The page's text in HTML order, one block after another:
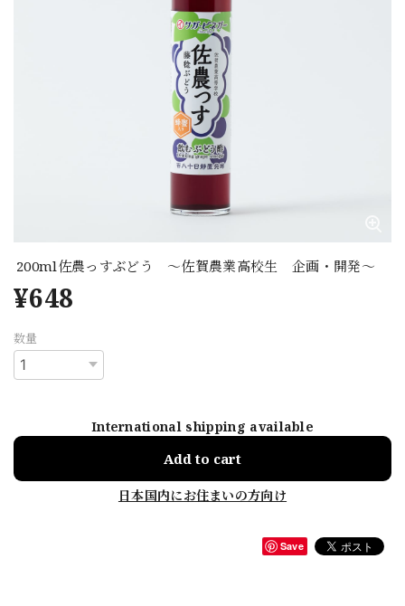
200ml佐農っすぶどう ～佐賀農業高校生 企画・開発～
¥648
数量
International shipping available
Add to cart
日本国内にお住まいの方向け
Save